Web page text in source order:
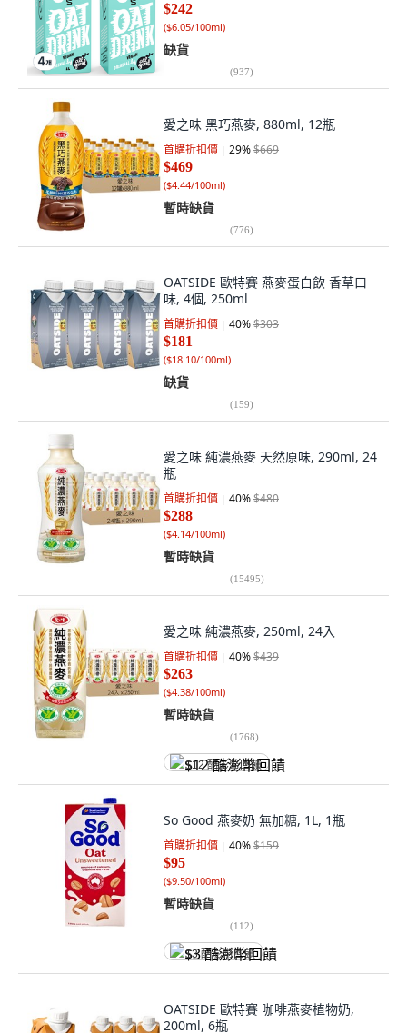
$242
($6.05/100ml)
缺貨
(937)
愛之味 黑巧燕麥, 880ml, 12瓶
首購折扣價 29%$669
$469
($4.44/100ml)
暫時缺貨
(776)
OATSIDE 歐特賽 燕麥蛋白飲 香草口
味, 4個, 250ml
首購折扣價 40%$303
$181
($18.10/100ml)
缺貨
(159)
愛之味 純濃燕麥 天然原味, 290ml, 24
瓶
首購折扣價 40%$480
$288
($4.14/100ml)
暫時缺貨
(15495)
愛之味 純濃燕麥, 250ml, 24入
首購折扣價 40%$439
$263
($4.38/100ml)
暫時缺貨
(1768)
$12 酷澎幣回饋
So Good 燕麥奶 無加糖, 1L, 1瓶
首購折扣價 40%$159
$95
($9.50/100ml)
暫時缺貨
(112)
$3 酷澎幣回饋
OATSIDE 歐特賽 咖啡燕麥植物奶,
200ml, 6瓶